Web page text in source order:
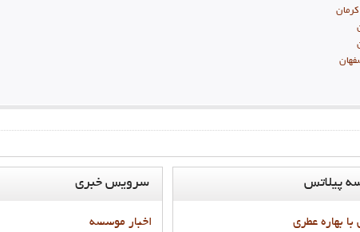
سرويس خبري
اخبار موسسه
پيلاتس
با بهاره عطري